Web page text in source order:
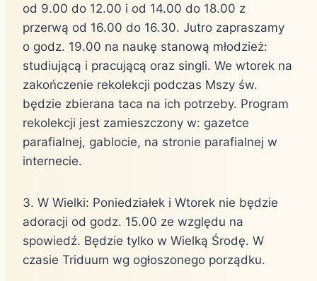
od 9.00 do 12.00 i od 14.00 do 18.00 z
przerwą od 16.00 do 16.30. Jutro zapraszamy
o godz. 19.00 na naukę stanową młodzież:
studiującą i pracującą oraz singli. We wtorek na
zakończenie rekolekcji podczas Mszy św.
będzie zbierana taca na ich potrzeby. Program
rekolekcji jest zamieszczony w: gazetce
parafialnej, gablocie, na stronie parafialnej w
internecie.
3. W Wielki: Poniedziałek i Wtorek nie będzie
adoracji od godz. 15.00 ze względu na
spowiedź. Będzie tylko w Wielką Środę. W
czasie Triduum wg ogłoszonego porządku.